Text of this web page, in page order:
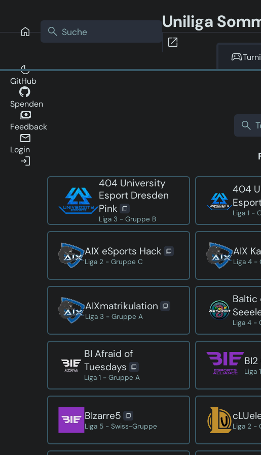
Uniliga
GitHub
Spenden
Feedback
Login
404 University
Esport Dresden
Pink
Liga 3 - Gruppe B
404
Liga 1 -
AIX eSports Hack
Liga 2 - Gruppe C
AIX
Liga 4 -
AIXmatrikulation
Liga 3 - Gruppe A
Baltic
Liga 4 -
BI Afraid of
Tuesdays
Liga 1 - Gruppe A
Liga
BIzarre5
Liga 5 - Swiss-Gruppe Liga 2 -